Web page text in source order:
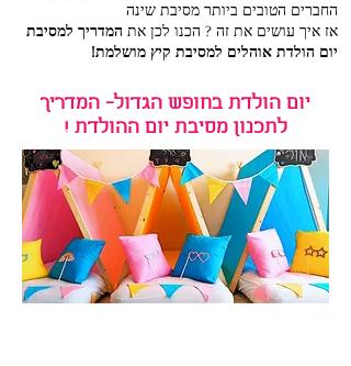
החברים הטובים ביותר מסיבת שינה
אז איך עושים את זה ? הכנו לכן את המדריך למסיבת
יום הולדת אוהלים למסיבת קיץ מושלמת!
יום הולדת בחופש הגדול- המדריך
לתכנון מסיבת יום ההולדת !